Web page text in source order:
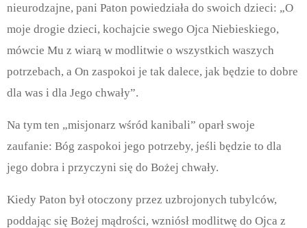
nieurodzajne, pani Paton powiedziała do swoich dzieci: „O
moje drogie dzieci, kochajcie swego Ojca Niebieskiego,
mówcie Mu z wiarą w modlitwie o wszystkich waszych
potrzebach, a On zaspokoi je tak dalece, jak będzie to dobre
dla was i dla Jego chwały”.
Na tym ten „misjonarz wśród kanibali” oparł swoje
zaufanie: Bóg zaspokoi jego potrzeby, jeśli będzie to dla
jego dobra i przyczyni się do Bożej chwały.
Kiedy Paton był otoczony przez uzbrojonych tubylców,
poddając się Bożej mądrości, wzniósł modlitwę do Ojca z